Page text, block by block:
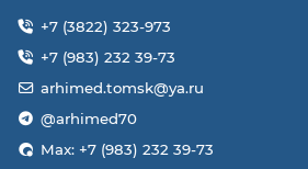
+7 (3822) 323-973
+7 (983) 232 39-73
arhimed.tomsk@ya.ru
@arhimed70
Max: +7 (983) 232 39-73